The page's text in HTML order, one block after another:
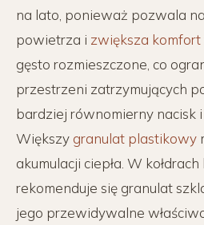
na lato, ponieważ pozwala
powietrza i zwiększa komfort
gęsto rozmieszczone, co
przestrzeni zatrzymujących
bardziej równomierny nacisk
Większy granulat plastikowy
akumulacji ciepła. W
rekomenduje się granulat
jego przewidywalne